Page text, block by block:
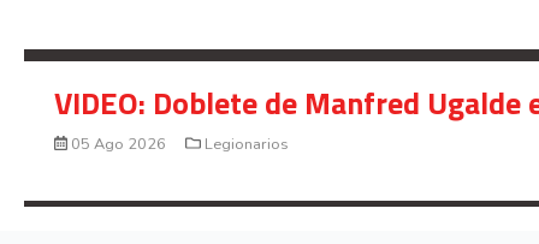
VIDEO: Doblete de Manfred
05 Ago 2026 Legionarios